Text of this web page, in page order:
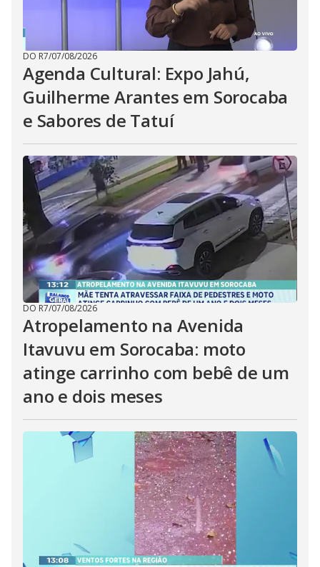
DO R7/07/08/2026
Agenda Cultural: Expo Jahú,
Guilherme Arantes em Sorocaba
e Sabores de Tatuí
DO R7/07/08/2026
Atropelamento na Avenida
Itavuvu em Sorocaba: moto
atinge carrinho com bebê de um
ano e dois meses